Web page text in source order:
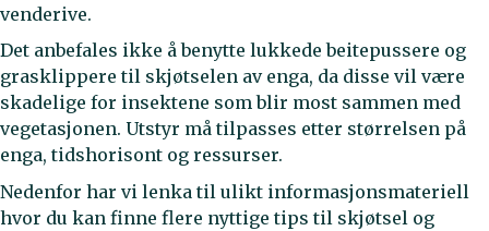
venderive.
Det anbefales ikke å benytte lukkede beitepussere og
grasklippere til skjøtselen av enga, da disse vil være
skadelige for insektene som blir most sammen med
vegetasjonen. Utstyr må tilpasses etter størrelsen på
enga, tidshorisont og ressurser.
Nedenfor har vi lenka til ulikt informasjonsmateriell
hvor du kan finne flere nyttige tips til skjøtsel og